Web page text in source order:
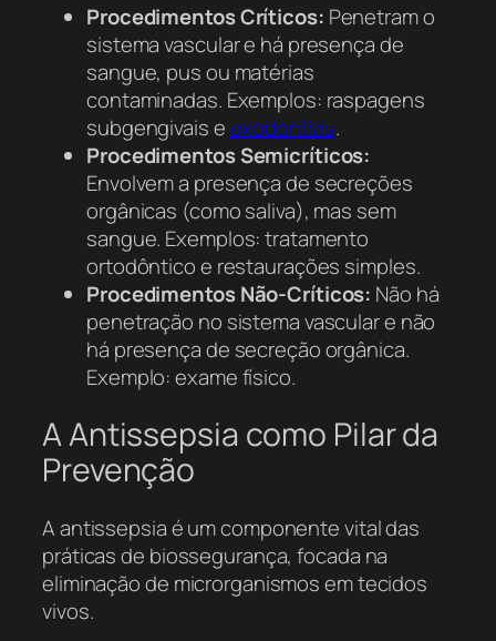
Procedimentos Críticos: Penetram o
sistema vascular e há presença de
sangue, pus ou matérias
contaminadas. Exemplos: raspagens
subgengivais eexodontias.
Procedimentos Semicríticos:
Envolvem a presença de secreções
orgânicas (como saliva), mas sem
sangue. Exemplos: tratamento
ortodôntico e restaurações simples.
Procedimentos Não-Críticos: Não há
penetração no sistema vascular e não
há presença de secreção orgânica.
Exemplo: exame físico.
A Antissepsia como Pilar da
Prevenção
A antissepsia é um componente vital das
práticas de biossegurança, focada na
eliminação de microrganismos em tecidos
vivos.